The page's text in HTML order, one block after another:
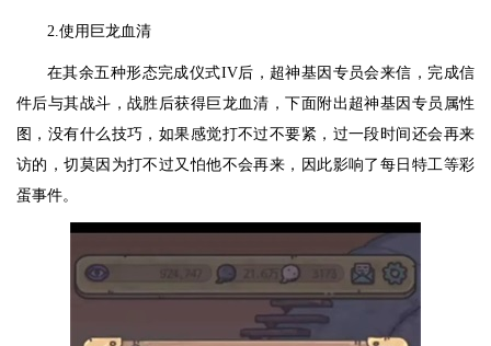
2.使用巨龙血清
在其余五种形态完成仪式IV后，超神基因专员会来信，完成信
件后与其战斗，战胜后获得巨龙血清，下面附出超神基因专员属性
图，没有什么技巧，如果感觉打不过不要紧，过一段时间还会再来
访的，切莫因为打不过又怕他不会再来，因此影响了每日特工等彩
蛋事件。